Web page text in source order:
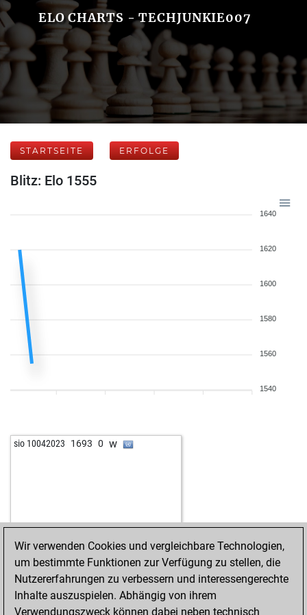
ELO CHARTS - TECHJUNKIE007
STARTSEITE ERFOLGE
Blitz: Elo 1555
1640
1620
1600
1580
1560
1540
sio 10042023 1693 0 w
Wir verwenden Cookies und vergleichbare Technologien,
um bestimmte Funktionen zur Verfügung zu stellen, die
Nutzererfahrungen zu verbessern und interessengerechte
Inhalte auszuspielen. Abhängig von ihrem
Verwendungszweck können dabei neben technisch